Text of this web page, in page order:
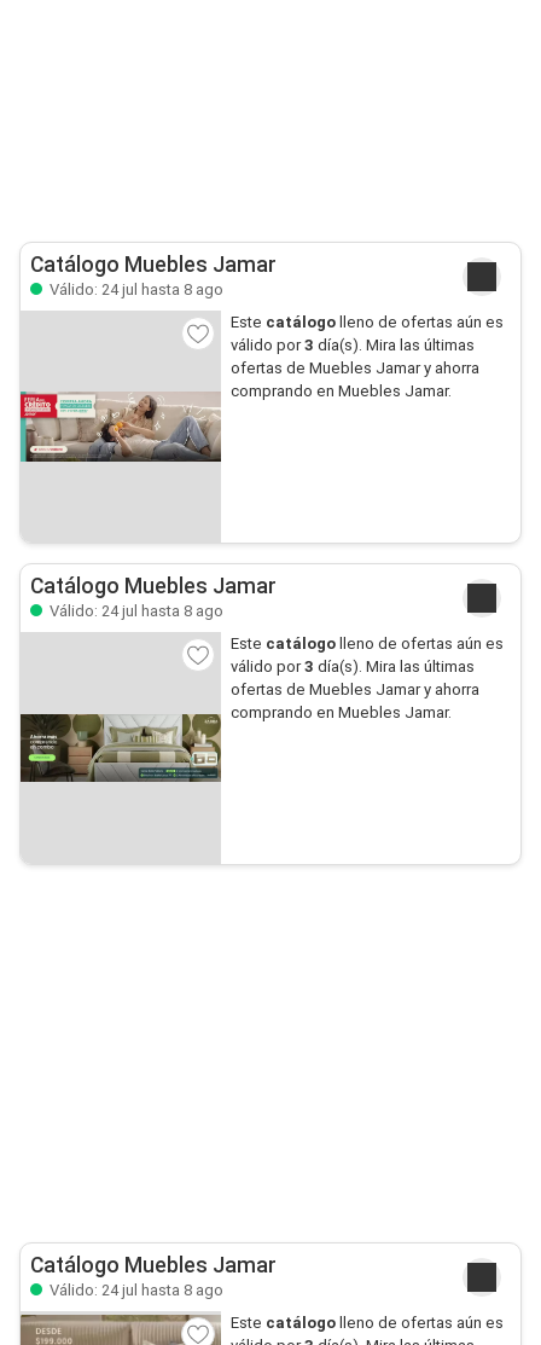
Catálogo Muebles Jamar
Válido: 24 jul hasta 8 ago
Este catálogolleno de ofertas aún es
válido por3 día(s). Mira las últimas
ofertas de Muebles Jamar y ahorra
comprando en Muebles Jamar.
Catálogo Muebles Jamar
Válido: 24 jul hasta 8 ago
Este catálogolleno de ofertas aún es
válido por3 día(s). Mira las últimas
ofertas de Muebles Jamar y ahorra
comprando en Muebles Jamar.
Catálogo Muebles Jamar
Válido: 24 jul hasta 8 ago
Este catálogolleno de ofertas aún es